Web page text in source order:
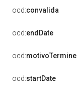
ocd:convalida
ocd:endDate
ocd:motivoTermine
ocd:startDate